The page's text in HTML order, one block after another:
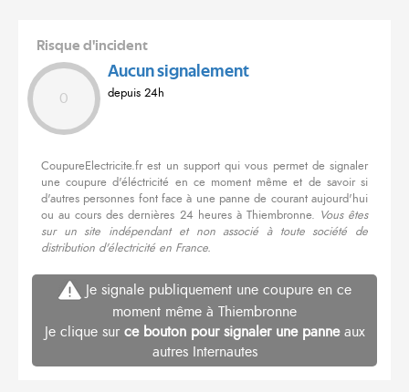
Risque d'incident
0
Aucun signalement
depuis 24h
CoupureElectricite.fr est un support qui vous permet de signaler
une coupure d'éléctricité en ce moment même et de savoir si
d'autres personnes font face à une panne de courant aujourd'hui
ou au cours des dernières 24 heures à Thiembronne. Vous êtes
sur un site indépendant et non associé à toute société de
distribution d'électricité en France.
Je signale publiquement une coupure en ce
moment même à Thiembronne
Je clique sur ce bouton pour signaler une panneaux
autres Internautes